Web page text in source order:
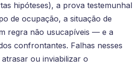
hipóteses), a prova testemunhal
de ocupação, a situação de
regra não usucapíveis — e a
confrontantes. Falhas nesses
ou inviabilizar o